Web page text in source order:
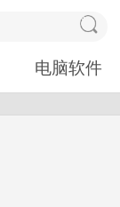
电脑软件